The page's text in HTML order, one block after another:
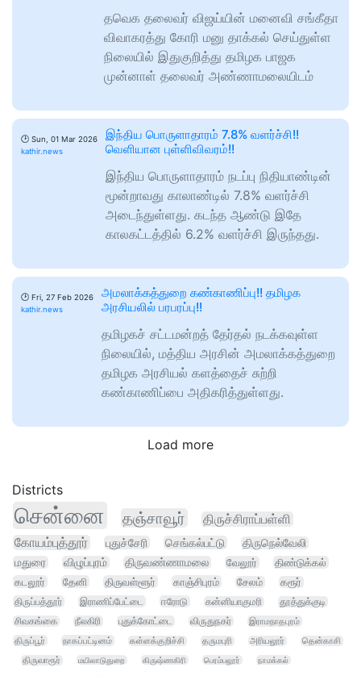
தவெக தலைவர் விஜய்யின் மனைவி சங்கீதா
விவாகரத்து கோரி மனு தாக்கல் செய்துள்ள
நிலையில் இதுகுறித்து தமிழக பாஜக
முன்னாள் தலைவர் அண்ணாமலையிடம்
🕑 Sun, 01 Mar 2026
kathir.news
இந்திய பொருளாதாரம் 7.8% வளர்ச்சி!!
வெளியான புள்ளிவிவரம்!!
இந்திய பொருளாதாரம் நடப்பு நிதியாண்டின்
மூன்றாவது காலாண்டில் 7.8% வளர்ச்சி
அடைந்துள்ளது. கடந்த ஆண்டு இதே
காலகட்டத்தில் 6.2% வளர்ச்சி இருந்தது.
🕑 Fri, 27 Feb 2026
kathir.news
அமலாக்கத்துறை கண்காணிப்பு!! தமிழக
அரசியலில் பரபரப்பு!!
தமிழகச் சட்டமன்றத் தேர்தல் நடக்கவுள்ள
நிலையில், மத்திய அரசின் அமலாக்கத்துறை
தமிழக அரசியல் களத்தைச் சுற்றி
கண்காணிப்பை அதிகரித்துள்ளது.
Load more
Districts
சென்னை தஞ்சாவூர்
திருச்சிராப்பள்ளி
கோயம்புத்தூர்
புதுச்சேரி செங்கல்பட்டு
திருநெல்வேலி
மதுரை
விழுப்புரம் திருவண்ணாமலை வேலூர்
திண்டுக்கல்
கடலூர்
தேனி திருவள்ளூர் காஞ்சிபுரம் சேலம்
கரூர்
திருப்பத்தூர்
இராணிப்பேட்டை ஈரோடு கன்னியாகுமரி
தூத்துக்குடி
சிவகங்கை
நீலகிரி புதுக்கோட்டை விருதுநகர்
இராமநாதபுரம்
திருப்பூர்
நாகப்பட்டினம் கள்ளக்குறிச்சி தருமபுரி அரியலூர்
தென்காசி
திருவாரூர்
மயிலாடுதுறை கிருஷ்ணகிரி பெரம்பலூர் நாமக்கல்